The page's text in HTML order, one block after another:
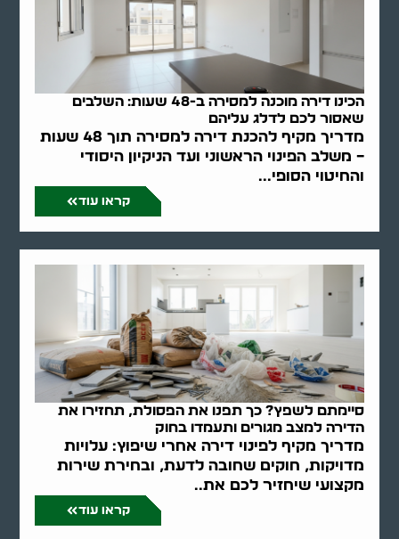
הכינו דירה מוכנה למסירה ב-48 שעות: השלבים
שאסור לכם לדלג עליהם
מדריך מקיף להכנת דירה למסירה תוך 48 שעות
– משלב הפינוי הראשוני ועד הניקיון היסודי
והחיטוי הסופי...
קראו עוד
סיימתם לשפץ? כך תפנו את הפסולת, תחזירו את
הדירה למצב מגורים ותעמדו בחוק
מדריך מקיף לפינוי דירה אחרי שיפוץ: עלויות
מדויקות, חוקים שחובה לדעת, ובחירת שירות
מקצועי שיחזיר לכם את..
קראו עוד